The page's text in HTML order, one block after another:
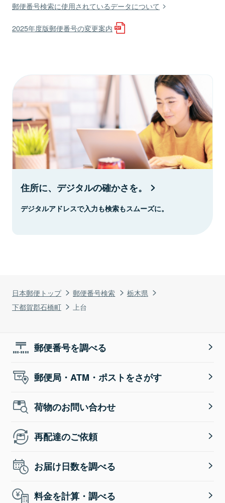
日本郵便トップ 郵便番号検索
栃木県
下都賀郡石橋町
上台
郵便番号検索に使用されているデータについて
2025年度版郵便番号の変更案内
住所に、デジタルの確かさを。
デジタルアドレスで入力も検索もスムーズに。
郵便番号を調べる
郵便局・ATM・ポストをさがす
荷物のお問い合わせ
再配達のご依頼
お届け日数を調べる
料金を計算・調べる